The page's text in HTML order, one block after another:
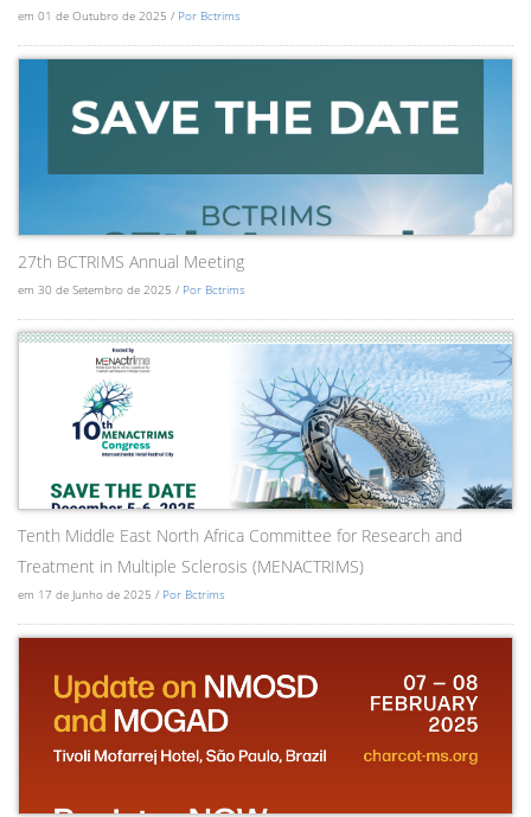
em 01 de Outubro de 2025 / Por Bctrims
27th BCTRIMS Annual Meeting
em 30 de Setembro de 2025 / Por Bctrims
Tenth Middle East North Africa Committee for Research and
Treatment in Multiple Sclerosis (MENACTRIMS)
em 17 de Junho de 2025 / Por Bctrims